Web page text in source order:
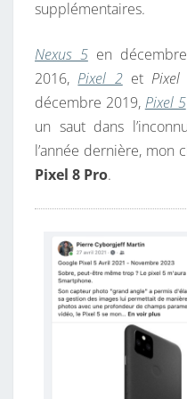
supplémentaires.
Nexus 5en
2016,Pixel 2etPixel
décembre 2019, Pixel 5
un saut dans
l’année dernière, mon
Pixel 8 Pro.